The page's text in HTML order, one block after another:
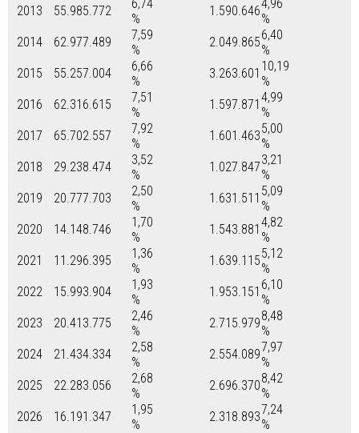
2013
55.985.772
6,74
%
1.590.6464,96
%
2014
62.977.489
7,59
%
2.049.8656,40
%
2015
55.257.004
6,66
%
3.263.601 10,19
%
2016
62.316.615
7,51
%
1.597.871 4,99
%
2017
65.702.557
7,92
%
1.601.4635,00
%
2018
29.238.474
3,52
%
1.027.8473,21
%
2019
20.777.703
2,50
%
1.631.511 5,09
%
2020
14.148.746
1,70
%
1.543.881 4,82
%
2021
11.296.395
1,36
%
1.639.1155,12
%
2022
15.993.904
1,93
%
1.953.151 6,10
%
2023
20.413.775
2,46
%
2.715.9798,48
%
2024
21.434.334
2,58
%
2.554.0897,97
%
2025
22.283.056
2,68
%
2.696.3708,42
%
2026
16.191.347
1,95
%
2.318.8937,24
%